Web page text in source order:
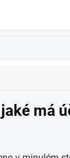
má